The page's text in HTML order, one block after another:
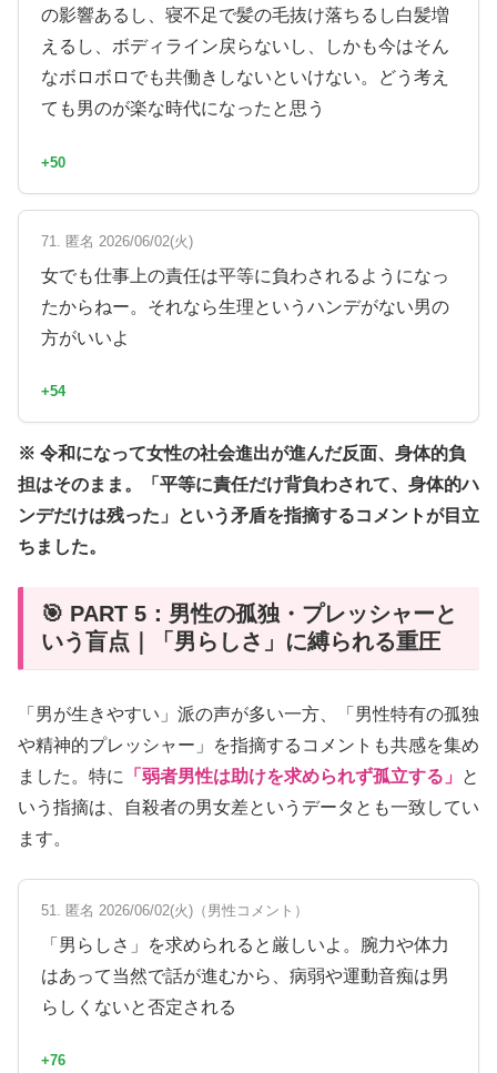
の影響あるし、寝不足で髪の毛抜け落ちるし白髪増
えるし、ボディライン戻らないし、しかも今はそん
なボロボロでも共働きしないといけない。どう考え
ても男のが楽な時代になったと思う
+50
71. 匿名 2026/06/02(火)
女でも仕事上の責任は平等に負わされるようになっ
たからねー。それなら生理というハンデがない男の
方がいいよ
+54
※ 令和になって女性の社会進出が進んだ反面、身体的負
担はそのまま。「平等に責任だけ背負わされて、身体的ハ
ンデだけは残った」という矛盾を指摘するコメントが目立
ちました。
🎯 PART 5：男性の孤独・プレッシャーと
いう盲点｜「男らしさ」に縛られる重圧
「男が生きやすい」派の声が多い一方、「男性特有の孤独
や精神的プレッシャー」を指摘するコメントも共感を集め
ました。特に
「弱者男性は助けを求められず孤立する」
と
いう指摘は、自殺者の男女差というデータとも一致してい
ます。
51. 匿名 2026/06/02(火)（男性コメント）
「男らしさ」を求められると厳しいよ。腕力や体力
はあって当然で話が進むから、病弱や運動音痴は男
らしくないと否定される
+76